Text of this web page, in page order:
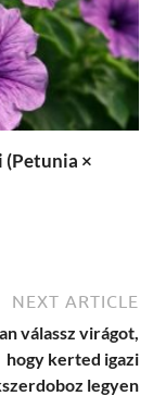
(Petunia ×
NEXT ARTICLE
válassz virágot,
hogy kerted igazi
legyen